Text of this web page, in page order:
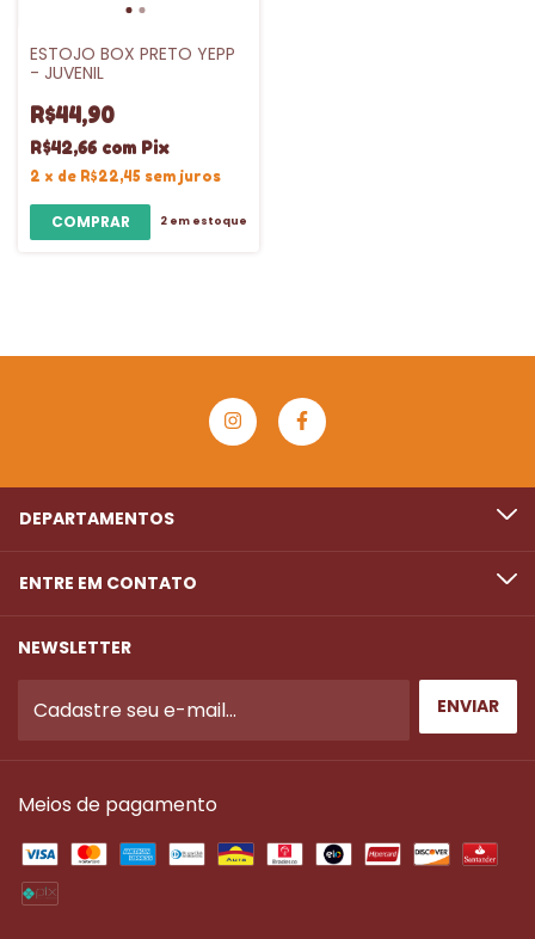
ESTOJO BOX PRETO YEPP
- JUVENIL
R$44,90
R$42,66 com Pix
2 x de R$22,45 sem juros
2em estoque
DEPARTAMENTOS
ENTRE EM CONTATO
NEWSLETTER
Meios de pagamento